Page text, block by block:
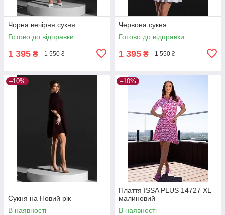
Чорна вечірня сукня
Готово до відправки
1 395 ₴ 1 550 ₴
Червона сукня
Готово до відправки
1 395 ₴ 1 550 ₴
–10%
Сукня на Новий рік
В наявності
–10%
Плаття ISSA PLUS 14727 XL
малиновий
В наявності